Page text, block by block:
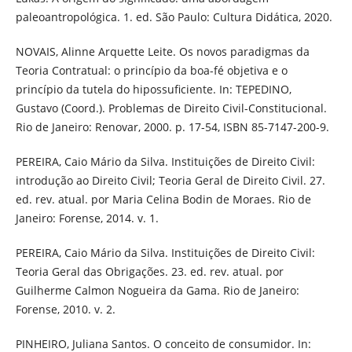
paleoantropológica. 1. ed. São Paulo: Cultura Didática, 2020.
NOVAIS, Alinne Arquette Leite. Os novos paradigmas da
Teoria Contratual: o princípio da boa-fé objetiva e o
princípio da tutela do hipossuficiente. In: TEPEDINO,
Gustavo (Coord.). Problemas de Direito Civil-Constitucional.
Rio de Janeiro: Renovar, 2000. p. 17-54, ISBN 85-7147-200-9.
PEREIRA, Caio Mário da Silva. Instituições de Direito Civil:
introdução ao Direito Civil; Teoria Geral de Direito Civil. 27.
ed. rev. atual. por Maria Celina Bodin de Moraes. Rio de
Janeiro: Forense, 2014. v. 1.
PEREIRA, Caio Mário da Silva. Instituições de Direito Civil:
Teoria Geral das Obrigações. 23. ed. rev. atual. por
Guilherme Calmon Nogueira da Gama. Rio de Janeiro:
Forense, 2010. v. 2.
PINHEIRO, Juliana Santos. O conceito de consumidor. In: